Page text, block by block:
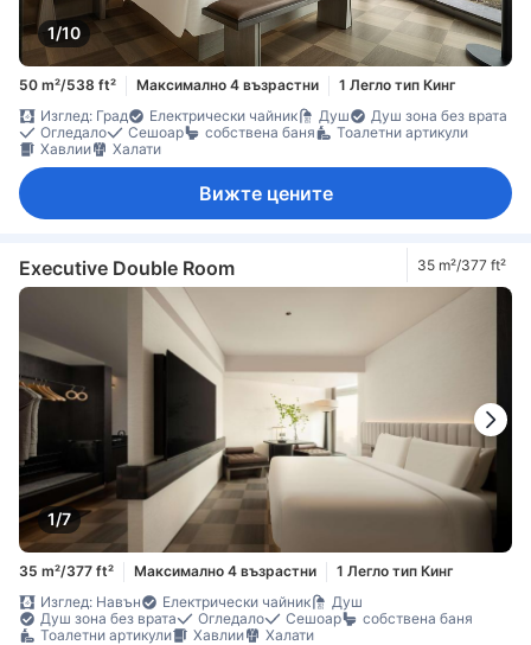
1/10
50 m²/538 ft² Максимално 4 възрастни
1 Легло тип Кинг
Изглед: Град
Електрически чайник Душ
Душ зона без врата
Огледало
Сешоар собствена баня
Тоалетни артикули
Хавлии
Халати
Вижте цените
Executive Double Room 35 m²/377 ft²
1/7
35 m²/377 ft² Максимално 4 възрастни
1 Легло тип Кинг
Изглед: Навън
Електрически чайник
Душ
Душ зона без врата
Огледало Сешоар
собствена баня
Тоалетни артикули
Хавлии Халати